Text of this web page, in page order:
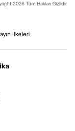
2026 Tüm Hakları Gizlidir.
İlkeleri